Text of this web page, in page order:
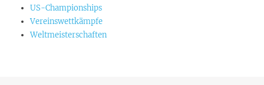
US-Championships
Vereinswettkämpfe
Weltmeisterschaften